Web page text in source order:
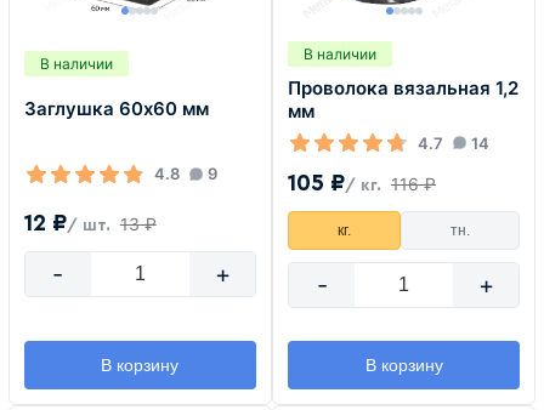
В наличии
Заглушка 60х60 мм
4.8 9
12 ₽/ шт. 13 ₽
- +
В корзину
В наличии
Проволока вязальная 1,2
мм
4.7 14
105 ₽/ кг. 116 ₽
кг. тн.
- +
В корзину